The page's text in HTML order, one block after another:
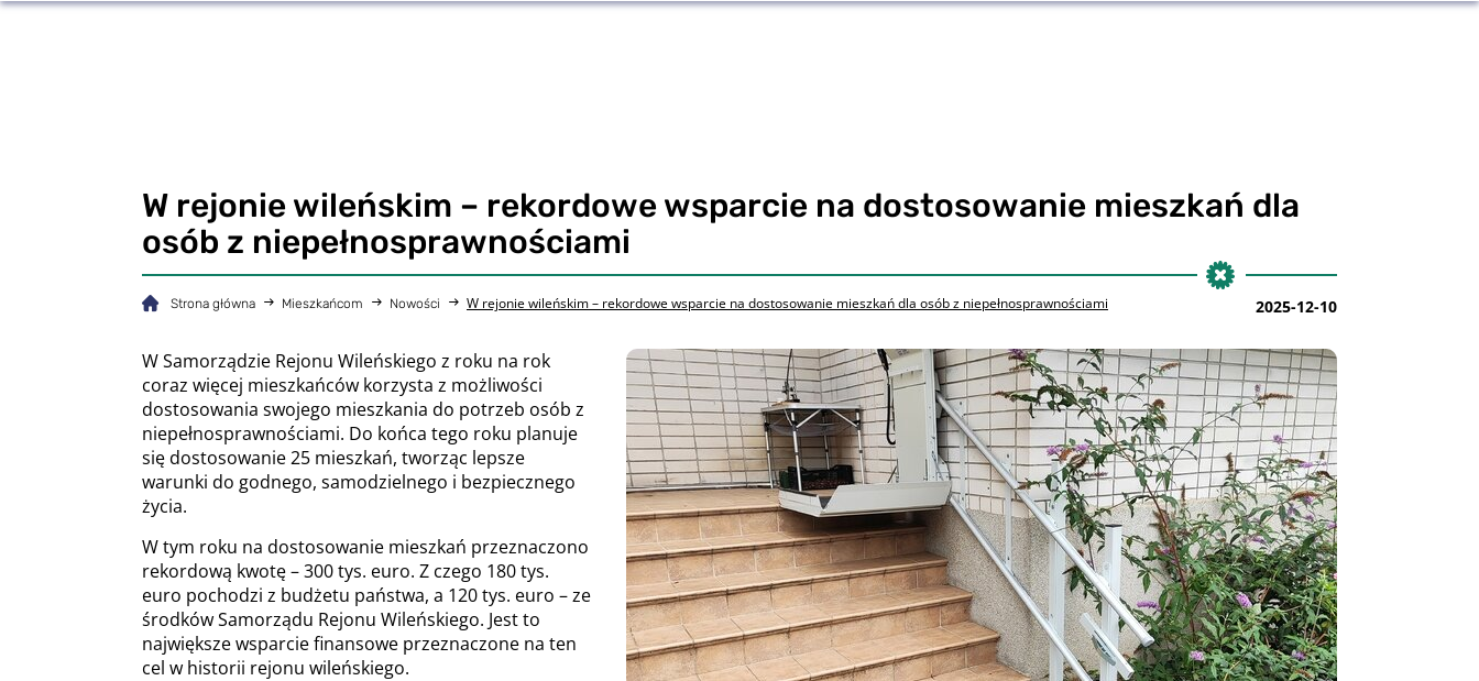
W rejonie wileńskim – rekordowe wsparcie na dostosowanie mieszkań dla
osób z niepełnosprawnościami
Strona główna Mieszkańcom Nowości W rejonie wileńskim – rekordowe wsparcie na dostosowanie mieszkań dla osób z niepełnosprawnościami 2025-12-10
W Samorządzie Rejonu Wileńskiego z roku na rok
coraz więcej mieszkańców korzysta z możliwości
dostosowania swojego mieszkania do potrzeb osób z
niepełnosprawnościami. Do końca tego roku planuje
się dostosowanie 25 mieszkań, tworząc lepsze
warunki do godnego, samodzielnego i bezpiecznego
życia.
W tym roku na dostosowanie mieszkań przeznaczono
rekordową kwotę – 300 tys. euro. Z czego 180 tys.
euro pochodzi z budżetu państwa, a 120 tys. euro – ze
środków Samorządu Rejonu Wileńskiego. Jest to
największe wsparcie finansowe przeznaczone na ten
cel w historii rejonu wileńskiego.